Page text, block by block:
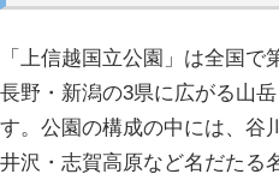
「上信越国立公園」は全国で
長野・新潟の3県に広がる山
す。公園の構成の中には、谷
井沢・志賀高原など名だたる